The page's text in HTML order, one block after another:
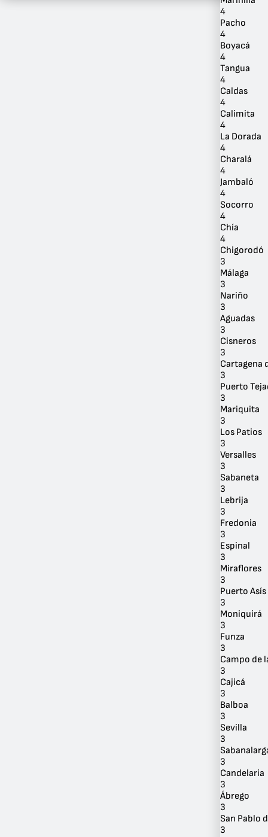
4
Pacho
4
Boyacá
4
Tangua
4
Caldas
4
Calimita
4
La Dorada
4
Charalá
4
Jambaló
4
Socorro
4
Chía
4
Chigorodó
3
Málaga
3
Nariño
3
Aguadas
3
Cisneros
3
Cartagena
3
Puerto
3
Mariquita
3
Los Patios
3
Versalles
3
Sabaneta
3
Lebrija
3
Fredonia
3
Espinal
3
Miraflores
3
Puerto Asís
3
Moniquirá
3
Funza
3
Campo de
3
Cajicá
3
Balboa
3
Sevilla
3
3
Candelaria
3
Ábrego
3
San Pablo
3